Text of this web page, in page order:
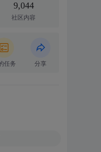
9,044
社区内容
任务 分享